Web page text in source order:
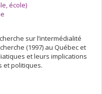
école)
sur l’intermédialité
(1997) au Québec et
et leurs implications
et politiques.